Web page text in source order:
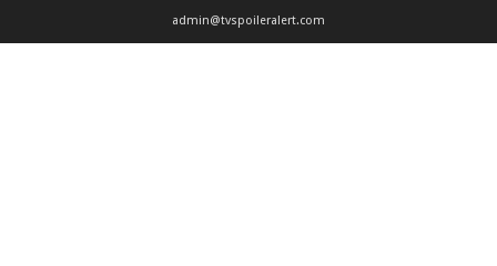
admin@tvspoileralert.com